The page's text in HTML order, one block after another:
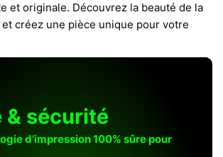
et originale. Découvrez la beauté de la
créez une pièce unique pour votre
& sécurité
d’impression 100% sûre pour